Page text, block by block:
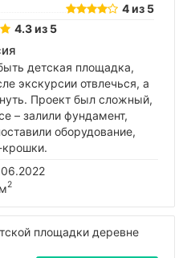
4 из 5
4.3 из 5
детская площадка,
экскурсии отвлечься, а
Проект был сложный,
– залили фундамент,
оборудование,
2
площадки деревне